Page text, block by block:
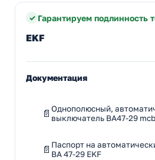
Гарантируем подлинность
EKF
Документация
Однополюсный,
выключатель ВА47-29
Паспорт на
ВА 47-29 EKF